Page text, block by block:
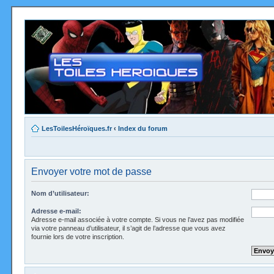
LesToilesHéroïques.fr ‹ Index du forum
Envoyer votre mot de passe
Nom d’utilisateur:
Adresse e-mail:
Adresse e-mail associée à votre compte. Si vous ne l’avez pas modifiée
via votre panneau d’utilisateur, il s’agit de l’adresse que vous avez
fournie lors de votre inscription.